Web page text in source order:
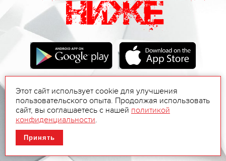
Этот сайт использует cookie для улучшения
пользовательского опыта. Продолжая использовать
сайт, вы соглашаетесь с нашей политикой
конфиденциальности.
Принять